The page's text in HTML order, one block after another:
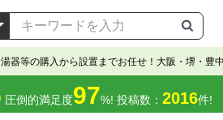
器等の購入から設置までお任せ！大阪・堺・豊
圧倒的満足度97%! 投稿数： 2016件!